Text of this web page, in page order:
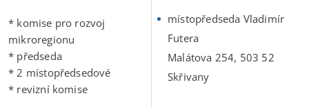
* komise pro rozvoj
mikroregionu
* předseda
* 2 místopředsedové
* revizní komise
místopředseda Vladimír
Futera
Malátova 254, 503 52
Skřivany